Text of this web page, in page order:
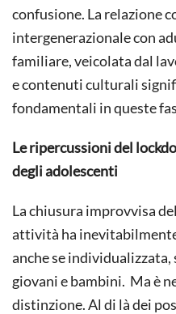
confusione. La relazione
intergenerazionale con
familiare, veicolata dal
e contenuti culturali
fondamentali in queste
Le ripercussioni del
degli adolescenti
La chiusura improvvisa
attività ha
anche se
giovani e bambini. Ma è
distinzione. Al di là dei